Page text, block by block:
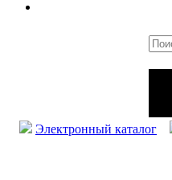
Электронный каталог